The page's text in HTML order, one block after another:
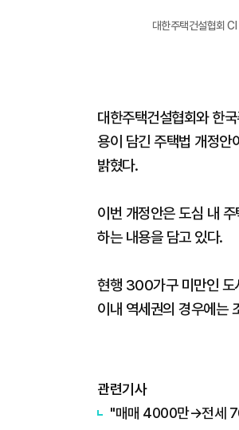
대한주택건설협회
대한주택건설협회와 한
용이 담긴 주택법 개정안
밝혔다.
이번 개정안은 도심 내
하는 내용을 담고 있다.
현행 300가구 미만인 도
이내 역세권의 경우에는
관련기사
"매매 4000만→전세